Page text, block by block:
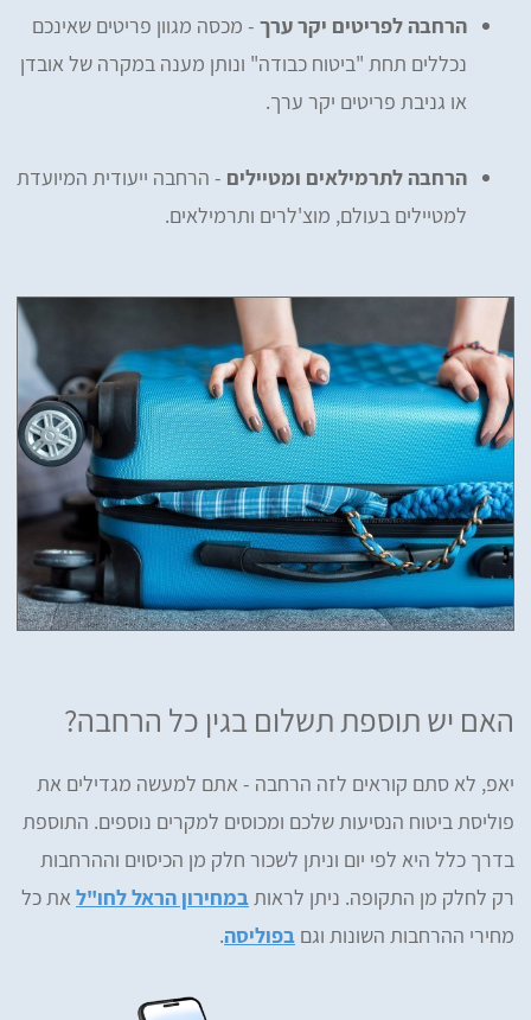
הרחבה לפריטים יקר ערך - מכסה מגוון פריטים שאינכם
נכללים תחת "ביטוח כבודה" ונותן מענה במקרה של אובדן
או גניבת פריטים יקר ערך.
הרחבה לתרמילאים ומטיילים - הרחבה ייעודית המיועדת
למטיילים בעולם, מוצ'לרים ותרמילאים.
האם יש תוספת תשלום בגין כל הרחבה?
יאפ, לא סתם קוראים לזה הרחבה - אתם למעשה מגדילים את
פוליסת ביטוח הנסיעות שלכם ומכוסים למקרים נוספים. התוספת
בדרך כלל היא לפי יום וניתן לשכור חלק מן הכיסוים וההרחבות
רק לחלק מן התקופה. ניתן לראותבמחירון הראל לחו"ל את כל
מחירי ההרחבות השונות וגם בפוליסה.